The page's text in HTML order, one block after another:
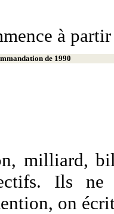
à
de 1990
milliard,
Ils ne
on